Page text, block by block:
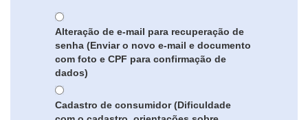
Alteração de e-mail para recuperação de
senha (Enviar o novo e-mail e documento
com foto e CPF para confirmação de
dados)
Cadastro de consumidor (Dificuldade